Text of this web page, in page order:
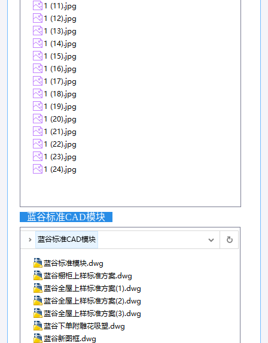
蓝谷标准CAD模块